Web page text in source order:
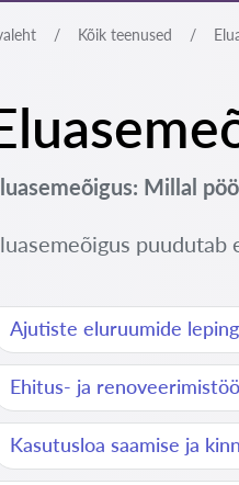
Kõik teenused
Millal
puudutab
Ajutiste eluruumide
Ehitus- ja
Kasutusloa saamise ja